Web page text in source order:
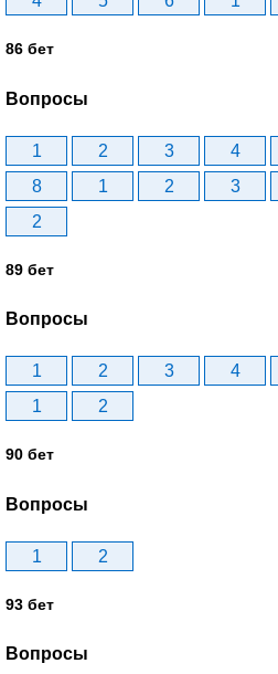
86 бет
Вопросы
1 2 3 4
8
1 2 3
2
89 бет
Вопросы
1 2 3 4
1
2
90 бет
Вопросы
1 2
93 бет
Вопросы